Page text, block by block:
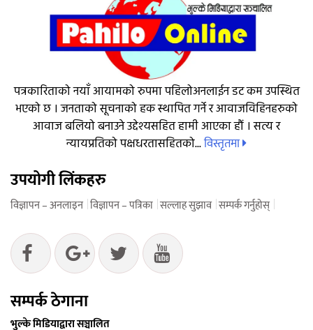
पत्रकारिताको नयाँ आयामको रुपमा पहिलोअनलाईन डट कम उपस्थित
भएको छ । जनताको सूचनाको हक स्थापित गर्ने र आवाजविहिनहरुको
आवाज बलियो बनाउने उद्देश्यसहित हामी आएका हौं । सत्य र
न्यायप्रतिको पक्षधरतासहितको...विस्तृतमा
उपयोगी लिंकहरु
विज्ञापन – अनलाइन विज्ञापन – पत्रिका सल्लाह सुझाव सम्पर्क गर्नुहोस्
सम्पर्क ठेगाना
भुल्के मिडियाद्वारा सञ्चालित